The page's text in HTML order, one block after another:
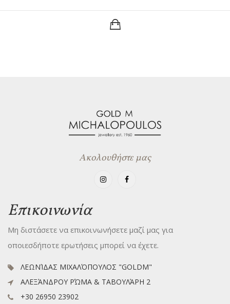
Ακολουθήστε μας
Επικοινωνία
Μη διστάσετε να επικοινωνήσετε μαζί μας για
οποιεσδήποτε ερωτήσεις μπορεί να έχετε.
ΛΕΩΝΊΔΑΣ ΜΙΧΑΛΌΠΟΥΛΟΣ "GOLDM"
ΑΛΕΞΆΝΔΡΟΥ ΡΏΜΑ & ΤΑΒΟΥΛΆΡΗ 2
+30 26950 23902